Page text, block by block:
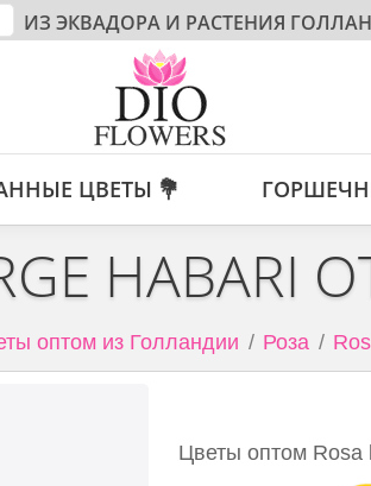
ИЗ ЭКВАДОРА И РАСТЕНИЯ
ЦВЕТЫ 💐
HABARI
оптом из Голландии Роза
Цветы оптом Rosa